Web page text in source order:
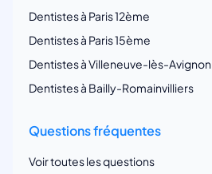
Dentistes à Paris 12ème
Dentistes à Paris 15ème
Dentistes à Villeneuve-lès-Avignon
Dentistes à Bailly-Romainvilliers
Questions fréquentes
Voir toutes les questions